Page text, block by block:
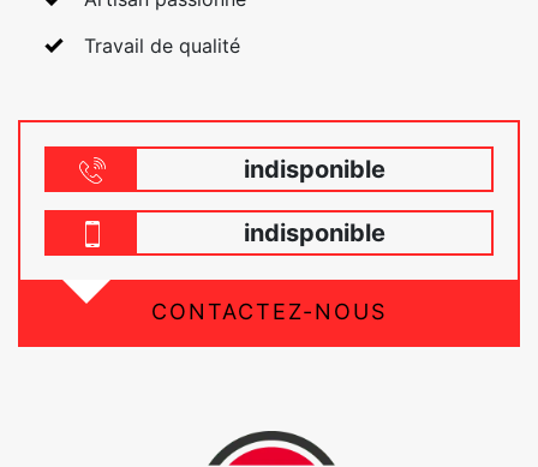
Travail de qualité
indisponible
indisponible
CONTACTEZ-NOUS